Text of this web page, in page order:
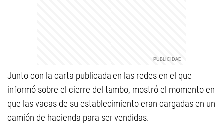
Junto con la carta publicada en las redes en el que
informó sobre el cierre del tambo, mostró el momento en
que las vacas de su establecimiento eran cargadas en un
camión de hacienda para ser vendidas.